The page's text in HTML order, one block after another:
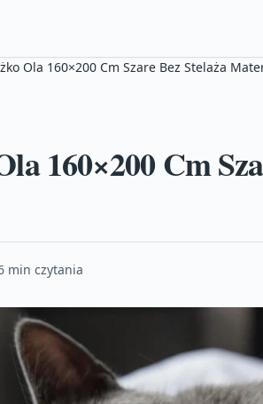
Ola 160×200 Cm Szare Bez Stelaża
160×200 Cm
min czytania